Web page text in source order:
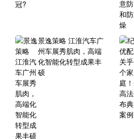
景逸策略 江淮汽车广
州车展秀肌肉，高端
化智能化转型成果丰
硕